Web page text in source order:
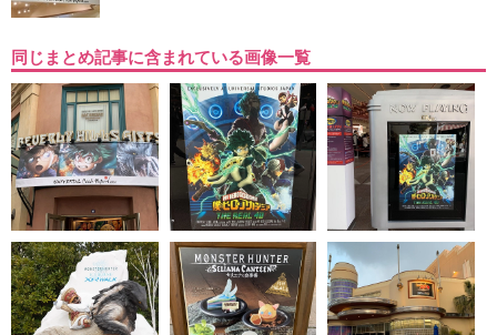
同じまとめ記事に含まれている画像一覧